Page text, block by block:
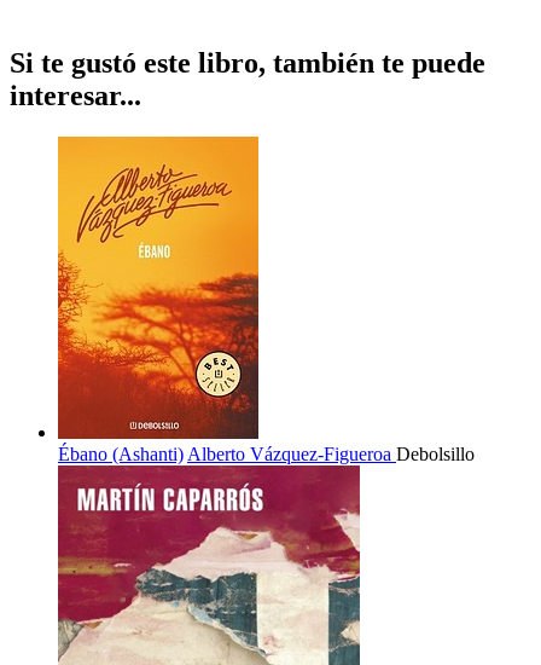
Si te gustó este libro, también te puede
interesar...
Ébano (Ashanti) Alberto Vázquez-Figueroa Debolsillo